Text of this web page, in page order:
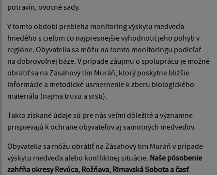
potravín, ovocné sady.
V tomto období prebieha monitoring výskytu medveďa
hnedého s cieľom čo najpresnejšie vyhodnotiť jeho pohyb v
regióne. Obyvatelia sa môžu na tomto monitoringu podieľať
na dobrovoľnej báze. V prípade záujmu o spoluprácu je možné
obrátiť sa na Zásahový tím Muráň, ktorý poskytne bližšie
informácie a metodické usmernenie k zberu biologického
materiálu (najmä trusu a srsti).
Takto získané údaje sú pre nás veľmi dôležité a významne
prispievajú k ochrane obyvateľov aj samotných medveďov.
Obyvatelia sa môžu obrátiť na Zásahový tím Muráň v prípade
výskytu medveďa alebo konfliktnej situácie. Naše pôsobenie
zahŕňa okresy Revúca, Rožňava, Rimavská Sobota a časť